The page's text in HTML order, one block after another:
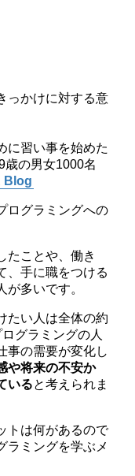
っかけに対する意
に習い事を始めた
歳の男女1000名
Blog
ログラミングへの
たことや、働き
、手に職をつける
多いです。
たい人は全体の約
グラミングの人
事の需要が変化し
や将来の不安か
いると考えられま
トは何があるので
ラミングを学ぶメ